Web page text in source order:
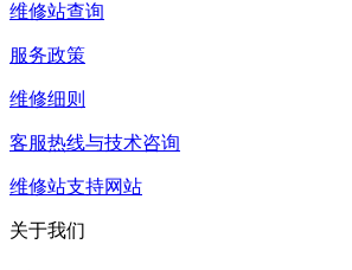
维修站查询
服务政策
维修细则
客服热线与技术咨询
维修站支持网站
关于我们